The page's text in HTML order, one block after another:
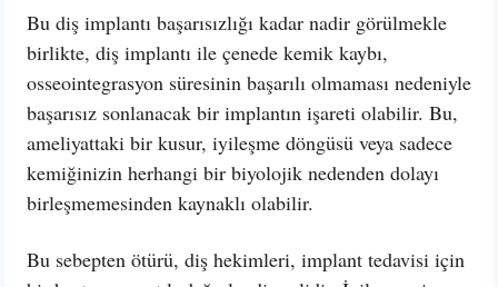
Bu diş implantı başarısızlığı kadar nadir görülmekle
birlikte, diş implantı ile çenede kemik kaybı,
osseointegrasyon süresinin başarılı olmaması nedeniyle
başarısız sonlanacak bir implantın işareti olabilir. Bu,
ameliyattaki bir kusur, iyileşme döngüsü veya sadece
kemiğinizin herhangi bir biyolojik nedenden dolayı
birleşmemesinden kaynaklı olabilir.
Bu sebepten ötürü, diş hekimleri, implant tedavisi için